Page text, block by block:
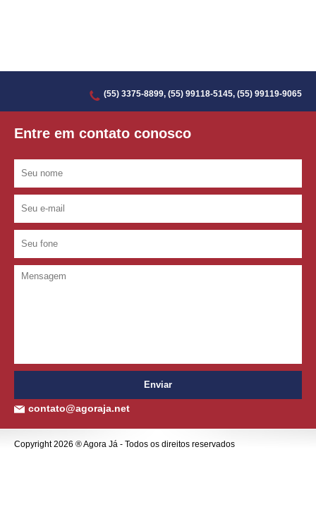
(55) 3375-8899, (55) 99118-5145, (55) 99119-9065
Entre em contato conosco
contato@agoraja.net
Copyright 2026 ® Agora Já - Todos os direitos reservados